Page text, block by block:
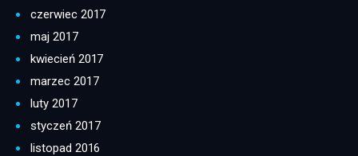
czerwiec 2017
maj 2017
kwiecień 2017
marzec 2017
luty 2017
styczeń 2017
listopad 2016